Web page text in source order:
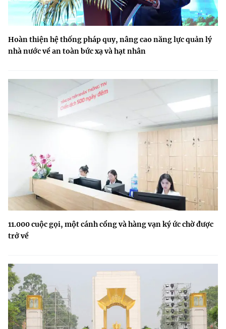
Hoàn thiện hệ thống pháp quy, nâng cao năng lực quản lý
nhà nước về an toàn bức xạ và hạt nhân
11.000 cuộc gọi, một cánh cổng và hàng vạn ký ức chờ được
trở về